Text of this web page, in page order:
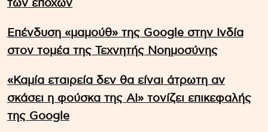
των εποχών
Επένδυση «μαμούθ» της Google στην Ινδία
στον τομέα της Τεχνητής Νοημοσύνης
«Καμία εταιρεία δεν θα είναι άτρωτη αν
σκάσει η φούσκα της AI» τονίζει επικεφαλής
της Google